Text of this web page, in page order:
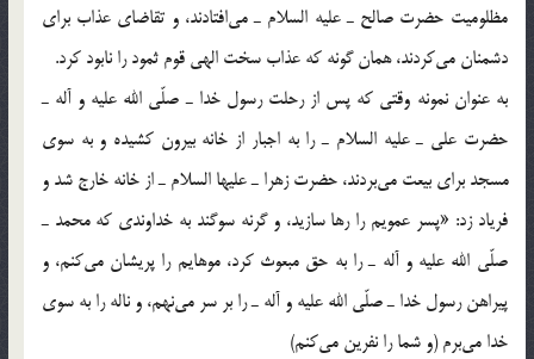
مظلوميت حضرت صالح ـ عليه السلام ـ مي‎افتادند، و تقاضاي عذاب براي
دشمنان مي‎كردند، همان گونه كه عذاب سخت الهي قوم ثمود را نابود كرد.
به عنوان نمونه وقتي كه پس از رحلت رسول خدا ـ صلّي الله عليه و آله ـ
حضرت علي ـ عليه السلام ـ را به اجبار از خانه بيرون كشيده و به سوي
مسجد براي بيعت مي‎بردند، حضرت زهرا ـ عليها السلام ـ از خانه خارج شد و
فرياد زد: «پسر عمويم را رها سازيد، ‌و گرنه سوگند به خداوندي كه محمد ـ
صلّي الله عليه و آله ـ را به حق مبعوث كرد، موهايم را پريشان مي‎كنم، و
پيراهن رسول خدا ـ صلّي الله عليه و آله ـ را بر سر مي‎نهم، و ناله را به سوي
خدا مي‎برم (و شما را نفرين مي‎كنم)